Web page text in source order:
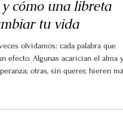
de las
cómo una libreta
tu vida
olvidamos: cada palabra que
otras, sin querer, hieren más